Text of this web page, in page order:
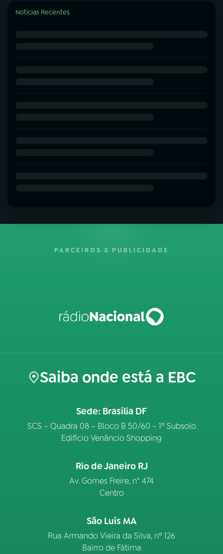
Notícias Recentes
PARCEIROS E PUBLICIDADE
Saiba onde está a EBC
Sede: Brasília DF
SCS – Quadra 08 – Bloco B 50/60 – 1º Subsolo
Edifício Venâncio Shopping
Rio de Janeiro RJ
Av. Gomes Freire, n° 474
Centro
São Luís MA
Rua Armando Vieira da Silva, nº 126
Bairro de Fátima